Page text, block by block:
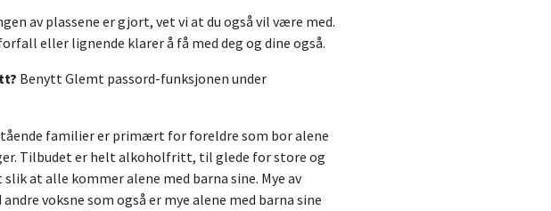
av plassene er gjort, vet vi at du også vil være med.
eller lignende klarer å få med deg og dine også.
Benytt Glemt passord-funksjonen under
familier er primært for foreldre som bor alene
Tilbudet er helt alkoholfritt, til glede for store og
at alle kommer alene med barna sine. Mye av
voksne som også er mye alene med barna sine